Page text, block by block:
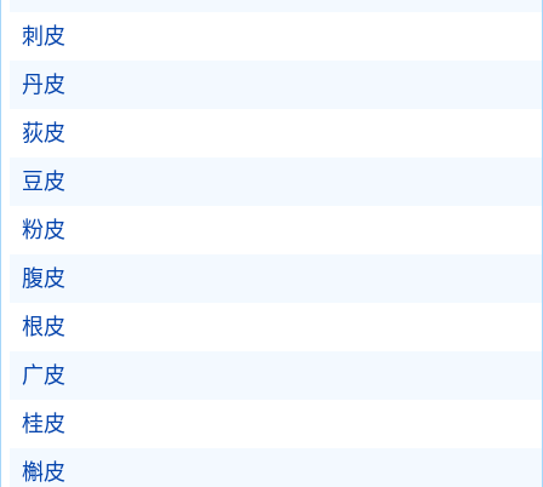
刺皮
丹皮
荻皮
豆皮
粉皮
腹皮
根皮
广皮
桂皮
槲皮